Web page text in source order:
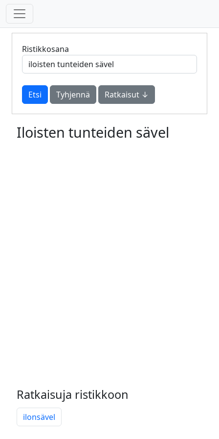
Ristikkosana
Tyhjennä Ratkaisut ↓
Iloisten tunteiden sävel
Ratkaisuja ristikkoon
ilonsävel